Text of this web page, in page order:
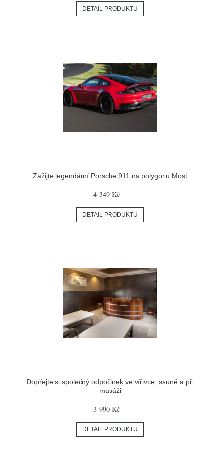
DETAIL PRODUKTU
Zažijte legendární Porsche 911 na polygonu Most
4 349 Kč
DETAIL PRODUKTU
Dopřejte si společný odpočinek ve vířivce, sauně a při
masáži
3 990 Kč
DETAIL PRODUKTU